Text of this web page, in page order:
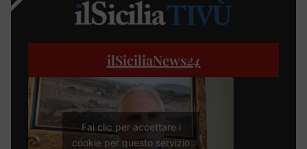
ilSiciliaNews24
Fai clic per accettare i
cookie per questo servizio